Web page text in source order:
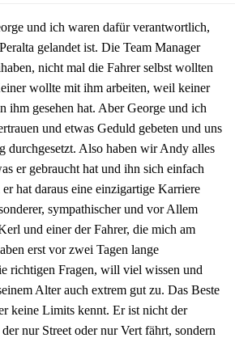
und ich waren dafür verantwortlich,
gelandet ist. Die Team Manager
nicht mal die Fahrer selbst wollten
wollte mit ihm arbeiten, weil keiner
ihm gesehen hat. Aber George und ich
und etwas Geduld gebeten und uns
durchgesetzt. Also haben wir Andy alles
er gebraucht hat und ihn sich einfach
hat daraus eine einzigartige Karriere
sympathischer und vor Allem
und einer der Fahrer, die mich am
erst vor zwei Tagen lange
richtigen Fragen, will viel wissen und
Alter auch extrem gut zu. Das Beste
keine Limits kennt. Er ist nicht der
nur Street oder nur Vert fährt, sondern